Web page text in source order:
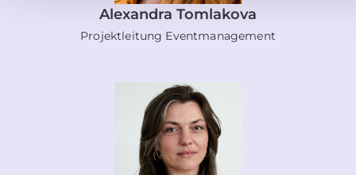
Alexandra Tomlakova
Projektleitung Eventmanagement